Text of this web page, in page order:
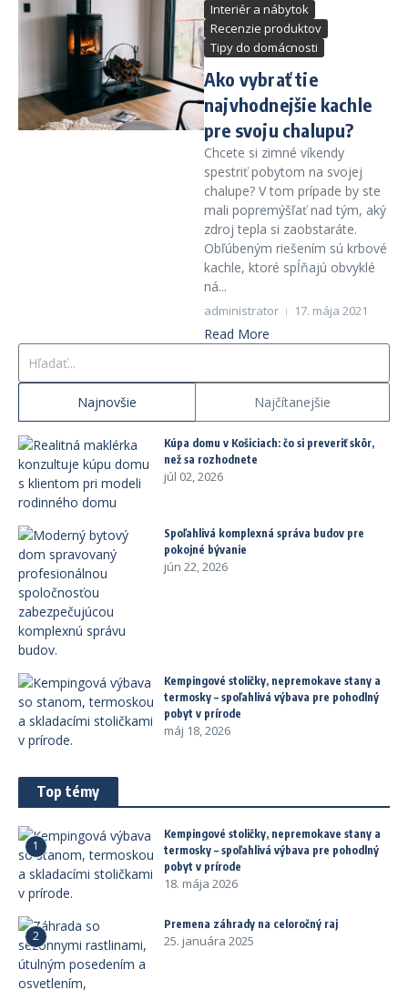
Interiér a nábytok
Recenzie produktov
Tipy do domácnosti
Ako vybrať tie
najvhodnejšie kachle
pre svoju chalupu?
Chcete si zimné víkendy
spestriť pobytom na svojej
chalupe? V tom prípade by ste
mali popremýšľať nad tým, aký
zdroj tepla si zaobstaráte.
Obľúbeným riešením sú krbové
kachle, ktoré spĺňajú obvyklé
ná...
administrator 17. mája 2021
Read More
Najnovšie Najčítanejšie
Kúpa domu v Košiciach: čo si preveriť skôr,
než sa rozhodnete
júl 02, 2026
Spoľahlivá komplexná správa budov pre
pokojné bývanie
jún 22, 2026
Kempingové stoličky, nepremokave stany a
termosky – spoľahlivá výbava pre pohodlný
pobyt v prírode
máj 18, 2026
Top témy
1
Kempingové stoličky, nepremokave stany a
termosky – spoľahlivá výbava pre pohodlný
pobyt v prírode
18. mája 2026
2
Premena záhrady na celoročný raj
25. januára 2025